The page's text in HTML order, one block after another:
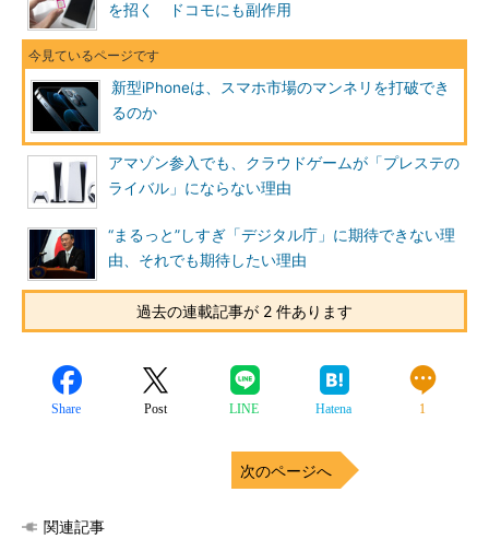
を招く ドコモにも副作用
新型iPhoneは、スマホ市場のマンネリを打破でき
るのか
アマゾン参入でも、クラウドゲームが「プレステの
ライバル」にならない理由
“まるっと”しすぎ「デジタル庁」に期待できない理
由、それでも期待したい理由
過去の連載記事が 2 件あります
Share Post LINE Hatena 1
次のページへ
関連記事